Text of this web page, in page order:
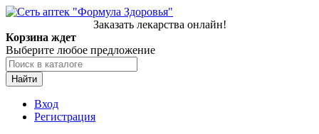
Заказать лекарства онлайн!
Корзина ждет
Выберите любое предложение
Найти
Вход
Регистрация